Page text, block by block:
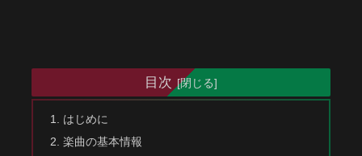
目次
はじめに
楽曲の基本情報